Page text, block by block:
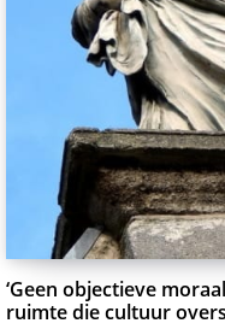
‘Geen objectieve
ruimte die cultuur